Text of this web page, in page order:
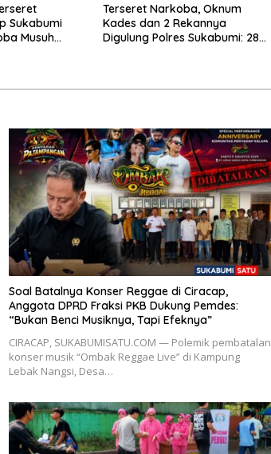
Sukabumi
Musuh
Terseret Narkoba, Oknum
Kades dan 2 Rekannya
Digulung Polres Sukabumi: 28
Soal Batalnya Konser Reggae di Ciracap,
Anggota DPRD Fraksi PKB Dukung Pemdes:
“Bukan Benci Musiknya, Tapi Efeknya”
CIRACAP, SUKABUMISATU.COM — Polemik pembatalan
konser musik “Ombak Reggae Live” di Kampung
Lebak Nangsi, Desa…